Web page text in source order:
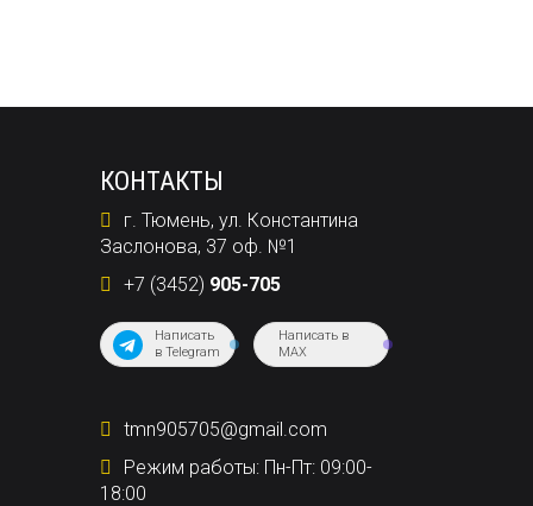
КОНТАКТЫ
г. Тюмень, ул. Константина
Заслонова, 37 оф. №1
+7 (3452) 905-705
Написать
в Telegram
Написать в
MAX
tmn905705@gmail.com
Режим работы: Пн-Пт: 09:00-
18:00